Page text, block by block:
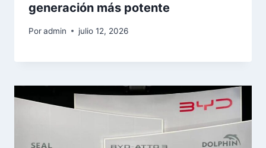
generación más potente
Poradmin julio 12, 2026